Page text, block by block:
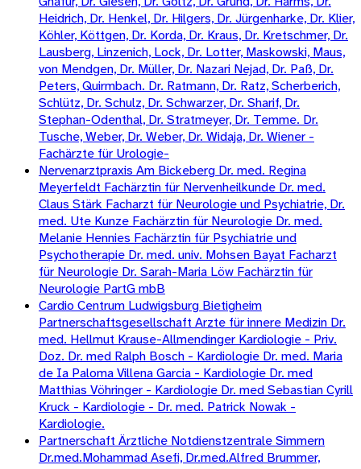
Heidrich, Dr. Henkel, Dr. Hilgers, Dr. Jürgenharke, Dr. Klier,
Köhler, Köttgen, Dr. Korda, Dr. Kraus, Dr. Kretschmer, Dr.
Lausberg, Linzenich, Lock, Dr. Lotter, Maskowski, Maus,
von Mendgen, Dr. Müller, Dr. Nazari Nejad, Dr. Paß, Dr.
Peters, Quirmbach. Dr. Ratmann, Dr. Ratz, Scherberich,
Schlütz, Dr. Schulz, Dr. Schwarzer, Dr. Sharif, Dr.
Stephan-Odenthal, Dr. Stratmeyer, Dr. Temme. Dr.
Tusche, Weber, Dr. Weber, Dr. Widaja, Dr. Wiener -
Fachärzte für Urologie-
Nervenarztpraxis Am Bickeberg Dr. med. Regina
Meyerfeldt Fachärztin für Nervenheilkunde Dr. med.
Claus Stärk Facharzt für Neurologie und Psychiatrie, Dr.
med. Ute Kunze Fachärztin für Neurologie Dr. med.
Melanie Hennies Fachärztin für Psychiatrie und
Psychotherapie Dr. med. univ. Mohsen Bayat Facharzt
für Neurologie Dr. Sarah-Maria Löw Fachärztin für
Neurologie PartG mbB
Cardio Centrum Ludwigsburg Bietigheim
Partnerschaftsgesellschaft Arzte für innere Medizin Dr.
med. Hellmut Krause-Allmendinger Kardiologie - Priv.
Doz. Dr. med Ralph Bosch - Kardiologie Dr. med. Maria
de Ia Paloma Villena Garcia - Kardiologie Dr. med
Matthias Vöhringer - Kardiologie Dr. med Sebastian Cyrill
Kruck - Kardiologie - Dr. med. Patrick Nowak -
Kardiologie.
Partnerschaft Ärztliche Notdienstzentrale Simmern
Dr.med.Mohammad Asefi, Dr.med.Alfred Brummer,